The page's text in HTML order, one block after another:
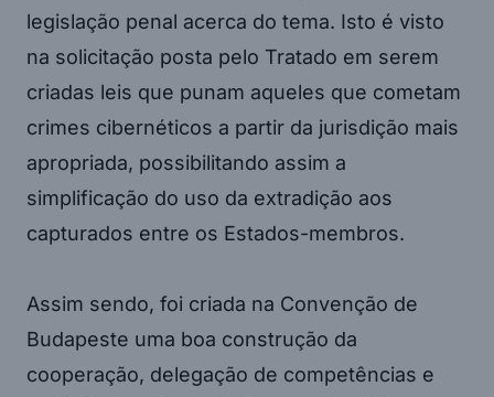
legislação penal acerca do tema. Isto é visto
na solicitação posta pelo Tratado em serem
criadas leis que punam aqueles que cometam
crimes cibernéticos a partir da jurisdição mais
apropriada, possibilitando assim a
simplificação do uso da extradição aos
capturados entre os Estados-membros.
Assim sendo, foi criada na Convenção de
Budapeste uma boa construção da
cooperação, delegação de competências e